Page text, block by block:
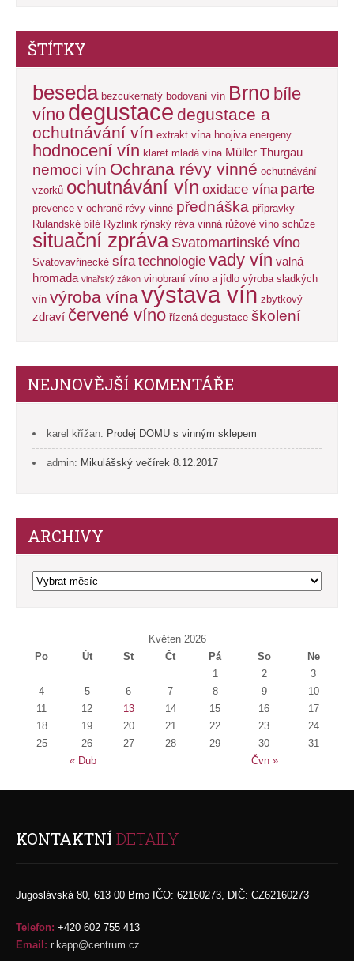
ŠTÍTKY
beseda bezcukernatý bodovaní vín Brno bíle
víno degustace degustace a
ochutnávání vín extrakt vína hnojiva energeny
hodnocení vín klaret mladá vína Müller Thurgau
nemoci vín Ochrana révy vinné ochutnávání
vzorků ochutnávání vín oxidace vína parte
prevence v ochraně révy vinné přednáška přípravky
Rulandské bílé Ryzlink rýnský réva vinná růžové víno schůze
situační zpráva Svatomartinské víno
Svatovavřinecké síra technologie vady vín valná
hromada vinařský zákon vinobraní víno a jídlo výroba sladkých
vín výroba vínavýstava vín zbytkový
zdraví červené víno řízená degustace školení
NEJNOVĚJŠÍ KOMENTÁŘE
karel křížan: Prodej DOMU s vinným sklepem
admin: Mikulášský večírek 8.12.2017
ARCHIVY
Archivy
Květen 2026
Po
Út St Čt Pá So Ne
« Dub Čvn »
1 2
3
4
5 6 7 8 9
10
11
12 13 14 15 16
17
18
19 20 21 22 23
24
25
26 27 28 29 30 31
KONTAKTNÍ DETAILY
Jugoslávská 80, 613 00 Brno IČO: 62160273, DIČ: CZ62160273
Telefon: +420 602 755 413
Email: r.kapp@centrum.cz